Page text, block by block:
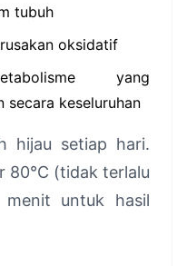
tubuh
oksidatif
yang
secara keseluruhan
hijau setiap hari.
80°C (tidak terlalu
untuk hasil